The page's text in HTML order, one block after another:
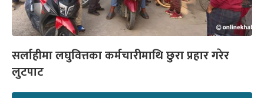
सर्लाहीमा लघुवित्तका कर्मचारीमाथि छुरा प्रहार गरेर
लुटपाट